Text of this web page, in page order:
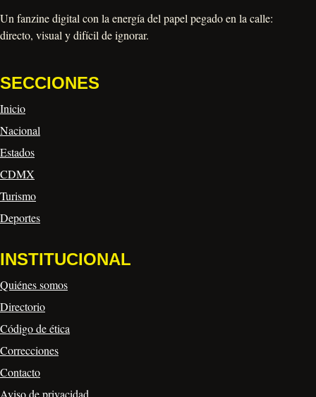
Un fanzine digital con la energía del papel pegado en la calle:
directo, visual y difícil de ignorar.
SECCIONES
Inicio
Nacional
Estados
CDMX
Turismo
Deportes
INSTITUCIONAL
Quiénes somos
Directorio
Código de ética
Correcciones
Contacto
Aviso de privacidad